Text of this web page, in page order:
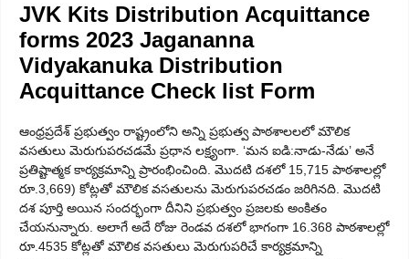
JVK Kits Distribution Acquittance
forms 2023 Jagananna
Vidyakanuka Distribution
Acquittance Check list Form
ఆంధ్రప్రదేశ్ ప్రభుత్వం రాష్ట్రంలోని అన్ని ప్రభుత్వ పాఠశాలలలో మౌలిక
వసతులు మెరుగుపరచడమే ప్రధాన లక్ష్యంగా. ‘మన ఐడి:నాడు-నేడు’ అనే
ప్రతిష్టాత్మక కార్యక్రమాన్ని ప్రారంభించింది. మొదటి దశలో 15,715 పాఠశాలల్లో
రూ.3,669) కోట్లతో మౌలిక వసతులను మెరుగుపరచడం జరిగినది. మొదటి
దశ పూర్తి అయిన సందర్భంగా దీనిని ప్రభుత్వం ప్రజలకు అంకితం
చేయనున్నారు. అలాగే అదే రోజు రెండవ దశలో భాగంగా 16.368 పాఠశాలల్లో
రూ.4535 కోట్లతో మౌలిక వసతులు మెరుగుపరిచే కార్యక్రమాన్ని